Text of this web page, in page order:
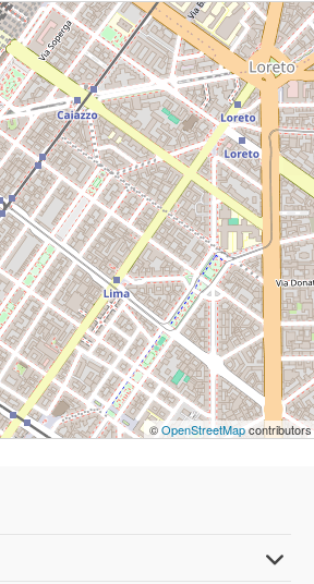
©OpenStreetMapcontributors